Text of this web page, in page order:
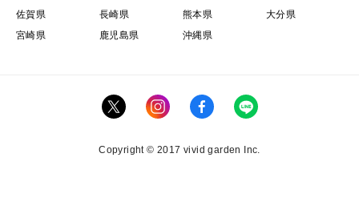
佐賀県
長崎県 熊本県
大分県
宮崎県
鹿児島県 沖縄県
Copyright © 2017 vivid garden Inc.